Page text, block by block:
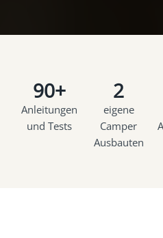
90+
Anleitungen
und Tests
2
eigene
Camper
Ausbauten